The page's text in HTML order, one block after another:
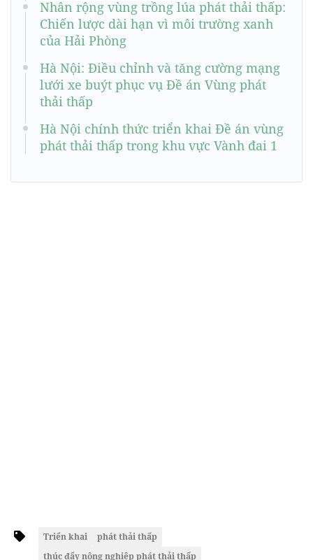
Nhân rộng vùng trồng lúa phát thải thấp:
Chiến lược dài hạn vì môi trường xanh
của Hải Phòng
Hà Nội: Điều chỉnh và tăng cường mạng
lưới xe buýt phục vụ Đề án Vùng phát
thải thấp
Hà Nội chính thức triển khai Đề án vùng
phát thải thấp trong khu vực Vành đai 1
Triển khai
phát thải thấp
thúc đẩy nông nghiệp phát thải thấp